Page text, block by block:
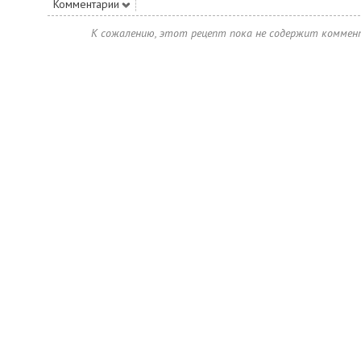
Комментарии
К сожалению, этот рецепт пока не содержит